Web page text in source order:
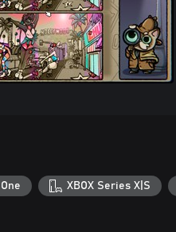
XBOX Series X|S